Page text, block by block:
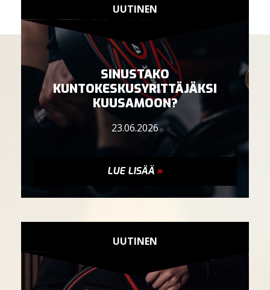
UUTINEN
SINUSTAKO
KUNTOKESKUSYRITTÄJÄKSI
KUUSAMOON?
23.06.2026
LUE LISÄÄ »
UUTINEN